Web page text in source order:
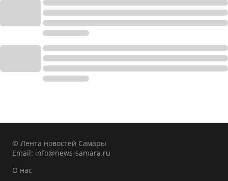
© Лента новостей Самары
Email: info@news-samara.ru
О нас